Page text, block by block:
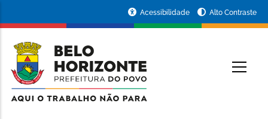
conteúdo
principal
da
Prefeitura
de
Acessibilidade Alto Contraste